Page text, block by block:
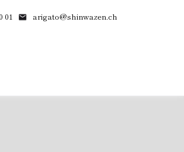
01 arigato@shinwazen.ch